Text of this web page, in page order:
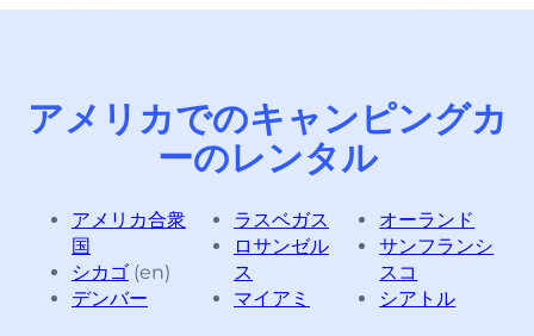
アメリカでのキャンピングカ
ーのレンタル
アメリカ合衆
国
シカゴ (en)
デンバー
ラスベガス
ロサンゼル
ス
マイアミ
オーランド
サンフランシ
スコ
シアトル